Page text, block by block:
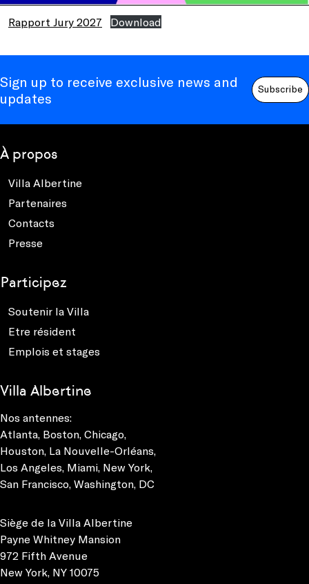
Rapport Jury 2027 Download
Sign up to receive exclusive news and
updates
Subscribe
À propos
Villa Albertine
Partenaires
Contacts
Presse
Participez
Soutenir la Villa
Etre résident
Emplois et stages
Villa Albertine
Nos antennes:
Atlanta Boston Chicago
Houston La Nouvelle-Orléans
Los Angeles Miami New York
San Francisco Washington, DC
Siège de la Villa Albertine
Payne Whitney Mansion
972 Fifth Avenue
New York, NY 10075